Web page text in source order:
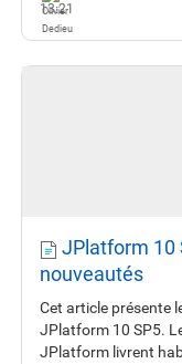
13:21
JPlatform 10
nouveautés
Cet article présente
JPlatform 10 SP5.
JPlatform livrent